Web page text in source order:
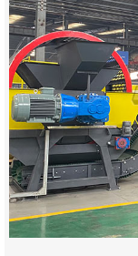
场
方
案
动
态
联
系
郑
州
市
九